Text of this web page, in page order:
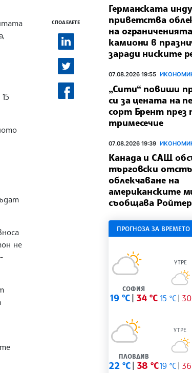
не
СПОДЕЛЕТЕ
Германската
приветства
на
камиони в
заради ниските
07.08.2026 19:55
„Сити“ повиши
си за цената на
сорт Брент
тримесечие
07.08.2026 19:39
Канада и САЩ
търговски
облекчаване на
американските
съобщава
ПРОГНОЗА ЗА ВРЕМЕТО
СОФИЯ
19 °C 34 °C
УТРЕ
15 °C 30
ПЛОВДИВ
22 °C 38 °C
УТРЕ
19 °C 36